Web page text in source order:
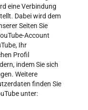
eine Verbindung
Dabei wird dem
Seiten Sie
Account
Ihr
Profil
indem Sie sich
Weitere
finden Sie
unter: